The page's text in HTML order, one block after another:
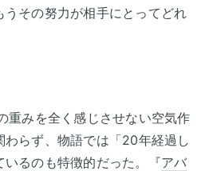
その努力が相手にとってどれ
重みを全く感じさせない空気作
わらず、物語では「20年経過し
るのも特徴的だった。『アバ